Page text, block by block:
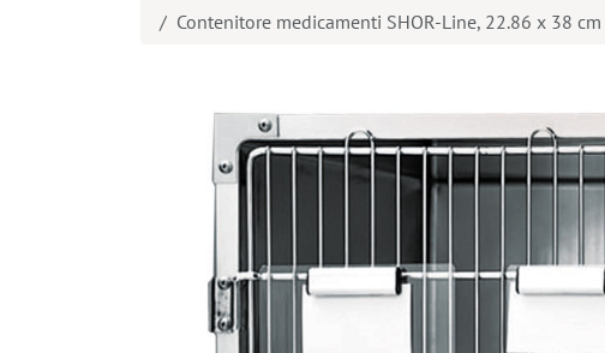
Contenitore medicamenti SHOR-Line, 22.86 x 38 cm